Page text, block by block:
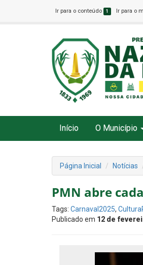
Ir para o conteúdo 1 Ir para o
Início O Município
Página Inicial Notícias
PMN abre
Tags: Carnaval2025,
Publicado em 12 de